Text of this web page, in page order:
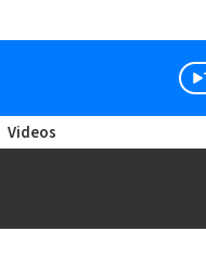
Videos